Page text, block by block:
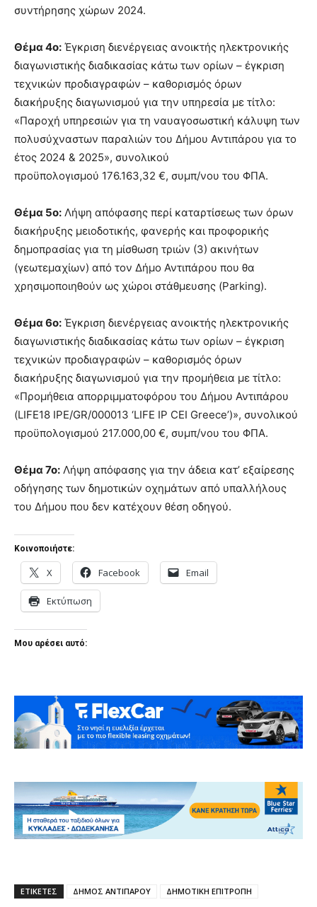
συντήρησης χώρων 2024.
Θέμα 4ο: Έγκριση διενέργειας ανοικτής ηλεκτρονικής
διαγωνιστικής διαδικασίας κάτω των ορίων – έγκριση
τεχνικών προδιαγραφών – καθορισμός όρων
διακήρυξης διαγωνισμού για την υπηρεσία με τίτλο:
«Παροχή υπηρεσιών για τη ναυαγοσωστική κάλυψη των
πολυσύχναστων παραλιών του Δήμου Αντιπάρου για το
έτος 2024 & 2025», συνολικού
προϋπολογισμού 176.163,32 €, συμπ/νου του ΦΠΑ.
Θέμα 5ο: Λήψη απόφασης περί καταρτίσεως των όρων
διακήρυξης μειοδοτικής, φανερής και προφορικής
δημοπρασίας για τη μίσθωση τριών (3) ακινήτων
(γεωτεμαχίων) από τον Δήμο Αντιπάρου που θα
χρησιμοποιηθούν ως χώροι στάθμευσης (Parking).
Θέμα 6ο: Έγκριση διενέργειας ανοικτής ηλεκτρονικής
διαγωνιστικής διαδικασίας κάτω των ορίων – έγκριση
τεχνικών προδιαγραφών – καθορισμός όρων
διακήρυξης διαγωνισμού για την προμήθεια με τίτλο:
«Προμήθεια απορριμματοφόρου του Δήμου Αντιπάρου
(LIFE18 IPE/GR/000013 ‘LIFE IP CEI Greece’)», συνολικού
προϋπολογισμού 217.000,00 €, συμπ/νου του ΦΠΑ.
Θέμα 7ο: Λήψη απόφασης για την άδεια κατ’ εξαίρεσης
οδήγησης των δημοτικών οχημάτων από υπαλλήλους
του Δήμου που δεν κατέχουν θέση οδηγού.
Κοινοποιήστε:
X Facebook Email
Εκτύπωση
Μου αρέσει αυτό:
ΕΤΙΚΕΤΕΣ ΔΗΜΟΣ ΑΝΤΙΠΑΡΟΥ ΔΗΜΟΤΙΚΗ ΕΠΙΤΡΟΠΗ